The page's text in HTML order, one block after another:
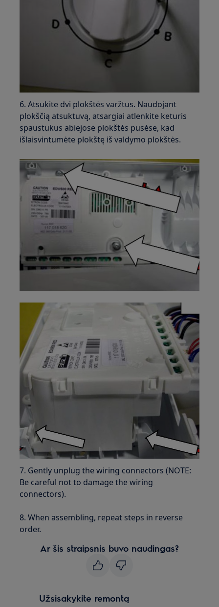
6. Atsukite dvi plokštės varžtus. Naudojant
plokščią atsuktuvą, atsargiai atlenkite keturis
spaustukus abiejose plokštės pusėse, kad
išlaisvintumėte plokštę iš valdymo plokštės.
7. Gently unplug the wiring connectors (NOTE:
Be careful not to damage the wiring
connectors).
8. When assembling, repeat steps in reverse
order.
Ar šis straipsnis buvo naudingas?
Užsisakykite remontą